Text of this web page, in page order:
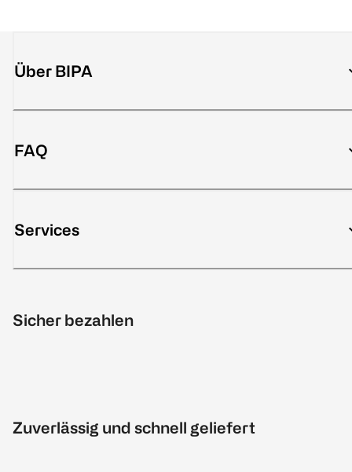
Über BIPA
FAQ
Services
Sicher bezahlen
Zuverlässig und schnell geliefert